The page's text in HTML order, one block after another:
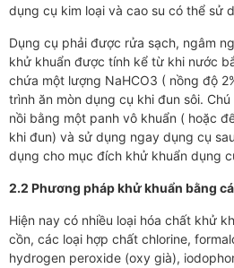
dụng cụ kim loại và cao su có thể sử
Dụng cụ phải được rửa sạch, ngâm
khử khuẩn được tính kể từ khi nước
chứa một lượng NaHCO3 ( nồng độ
trình ăn mòn dụng cụ khi đun sôi.
nồi bằng một panh vô khuẩn ( hoặc
khi đun) và sử dụng ngay dụng cụ
dụng cho mục đích khử khuẩn dụng
2.2 Phương pháp khử khuẩn bằng
Hiện nay có nhiều loại hóa chất khử
cồn, các loại hợp chất chlorine,
hydrogen peroxide (oxy già),